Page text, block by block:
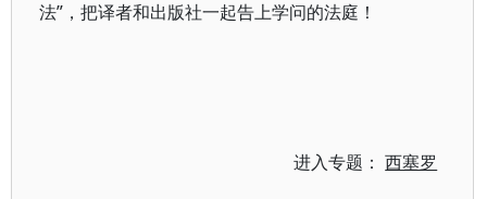
法”，把译者和出版社一起告上学问的法庭！
进入专题：西塞罗